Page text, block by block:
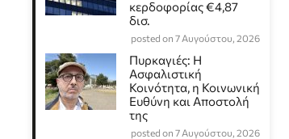
κερδοφορίας €4,87
δισ.
posted on 7 Αυγούστου, 2026
Πυρκαγιές: Η
Ασφαλιστική
Κοινότητα, η Κοινωνική
Ευθύνη και Αποστολή
της
posted on 7 Αυγούστου, 2026